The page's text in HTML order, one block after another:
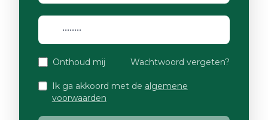
Onthoud mij Wachtwoord vergeten?
Ik ga akkoord met de algemene
voorwaarden